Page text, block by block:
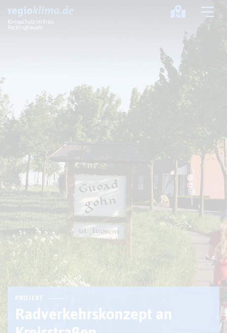
Klimaschutz im Kreis
Recklinghausen
Klimaschutz
Klimaanpassung
PROJEKT
Radverkehrskonzept an